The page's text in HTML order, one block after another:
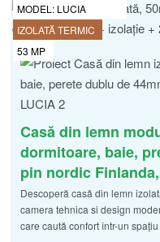
MODEL: LUCIA
IZOLATĂ TERMIC
53 MP
Casă din lemn
dormitoare, baie,
pin nordic
Descoperă casă din lemn
camera tehnica si design
care caută confort într-un